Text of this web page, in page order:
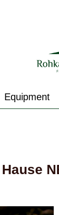
Equipment